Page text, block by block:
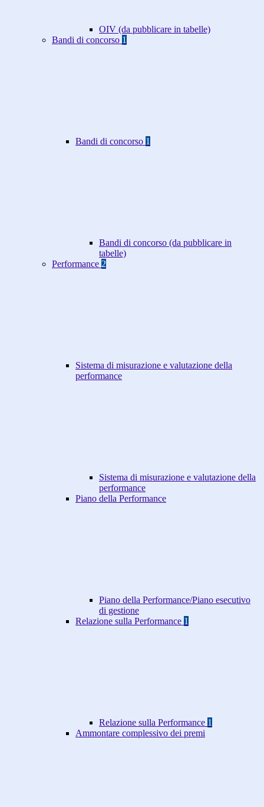
OIV (da pubblicare in tabelle)
Bandi di concorso 1
Bandi di concorso 1
Bandi di concorso (da pubblicare in
tabelle)
Performance 2
Sistema di misurazione e valutazione della
performance
Sistema di misurazione e valutazione della
performance
Piano della Performance
Piano della Performance/Piano esecutivo
di gestione
Relazione sulla Performance 1
Relazione sulla Performance 1
Ammontare complessivo dei premi